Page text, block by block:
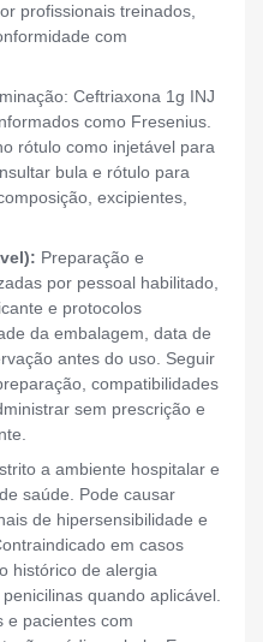
profissionais treinados,
com
Ceftriaxona 1g INJ
como Fresenius.
rótulo como injetável para
bula e rótulo para
excipientes,
Preparação e
por pessoal habilitado,
e protocolos
da embalagem, data de
antes do uso. Seguir
compatibilidades
sem prescrição e
a ambiente hospitalar e
saúde. Pode causar
de hipersensibilidade e
em casos
histórico de alergia
quando aplicável.
e pacientes com